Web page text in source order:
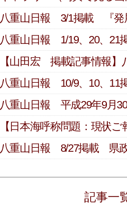
八重山日報 3/1掲載 『発
八重山日報 1/19、20、21
【山田宏 掲載記事情報】
八重山日報 10/9、10、11
八重山日報 平成29年9月
【日本海呼称問題：現状ご
八重山日報 8/27掲載 県
記事一